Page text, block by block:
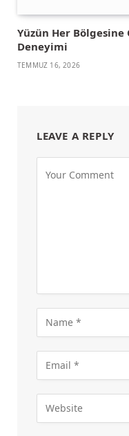
Yüzün Her
Deneyimi
TEMMUZ 16, 2026
LEAVE A REPLY